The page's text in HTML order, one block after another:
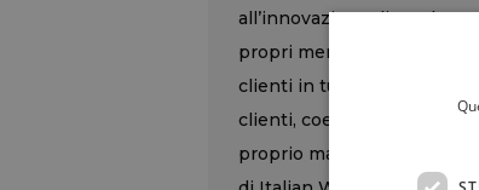
all’innovazione di
propri mercati. I suoi vini
clienti in tutto il mondo.
clienti, coerentemente alla
proprio marchio, ovunque.